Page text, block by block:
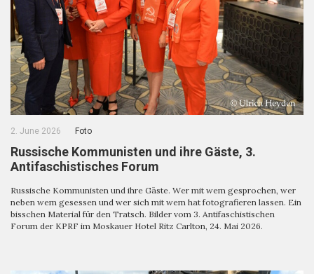
2. June 2026 Foto
Russische Kommunisten und ihre Gäste, 3.
Antifaschistisches Forum
Russische Kommunisten und ihre Gäste. Wer mit wem gesprochen, wer
neben wem gesessen und wer sich mit wem hat fotografieren lassen. Ein
bisschen Material für den Tratsch. Bilder vom 3. Antifaschistischen
Forum der KPRF im Moskauer Hotel Ritz Carlton, 24. Mai 2026.